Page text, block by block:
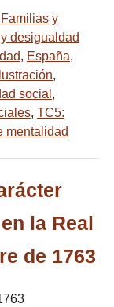
y
desigualdad
, España,
Ilustración,
social ,
, TC5:
mentalidad
la Real
de 1763